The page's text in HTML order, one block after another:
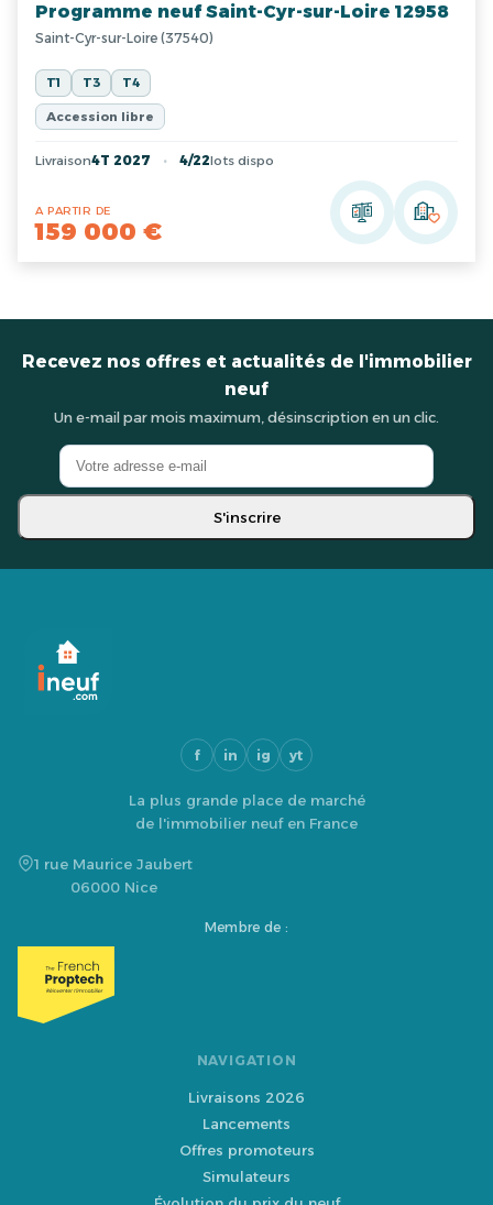
Programme neuf Saint-Cyr-sur-Loire 12958
Saint-Cyr-sur-Loire (37540)
T1 T3 T4
Accession libre
Livraison4T 2027 4/22lots dispo
A PARTIR DE
159 000 €
Recevez nos offres et actualités de l'immobilier
neuf
Un e-mail par mois maximum, désinscription en un clic.
S'inscrire
f in ig yt
La plus grande place de marché
de l'immobilier neuf en France
1 rue Maurice Jaubert
06000 Nice
Membre de :
NAVIGATION
Livraisons 2026
Lancements
Offres promoteurs
Simulateurs